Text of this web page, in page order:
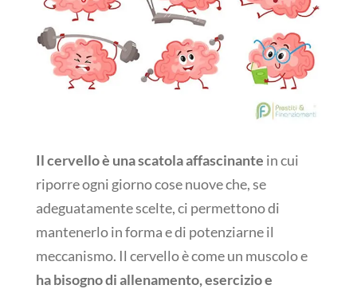
Il cervello è una scatola affascinante in cui
riporre ogni giorno cose nuove che, se
adeguatamente scelte, ci permettono di
mantenerlo in forma e di potenziarne il
meccanismo. Il cervello è come un muscolo e
ha bisogno di allenamento, esercizio e